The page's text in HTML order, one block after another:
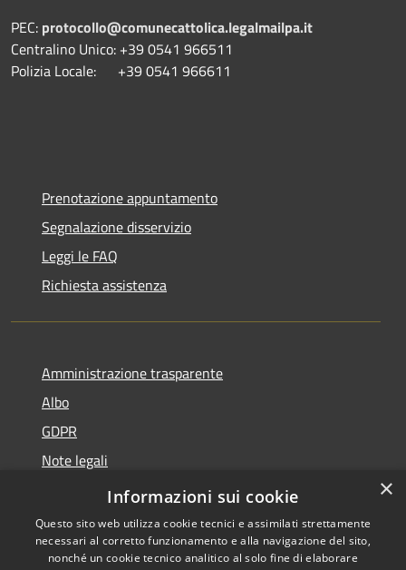
PEC: protocollo@comunecattolica.legalmailpa.it
Centralino Unico: +39 0541 966511
Polizia Locale: +39 0541 966611
Prenotazione appuntamento
Segnalazione disservizio
Leggi le FAQ
Richiesta assistenza
Amministrazione trasparente
Albo
GDPR
Note legali
Dichiarazione di accessibilità
×
Informazioni sui cookie
Questo sito web utilizza cookie tecnici e assimilati strettamente
necessari al corretto funzionamento e alla navigazione del sito,
nonché un cookie tecnico analitico al solo fine di elaborare